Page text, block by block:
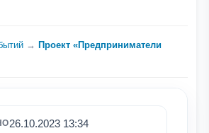
→ Проект «Предприниматели
26.10.2023 13:34